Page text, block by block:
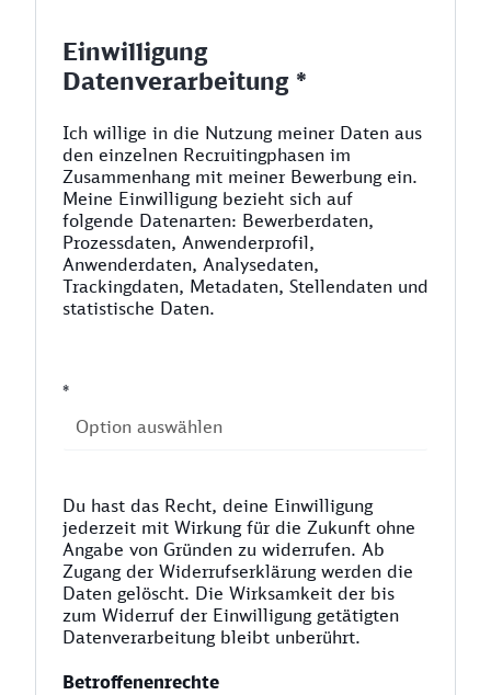
Einwilligung
Datenverarbeitung *
Ich willige in die Nutzung meiner Daten aus
den einzelnen Recruitingphasen im
Zusammenhang mit meiner Bewerbung ein.
Meine Einwilligung bezieht sich auf
folgende Datenarten: Bewerberdaten,
Prozessdaten, Anwenderprofil,
Anwenderdaten, Analysedaten,
Trackingdaten, Metadaten, Stellendaten und
statistische Daten.
*
Du hast das Recht, deine Einwilligung
jederzeit mit Wirkung für die Zukunft ohne
Angabe von Gründen zu widerrufen. Ab
Zugang der Widerrufserklärung werden die
Daten gelöscht. Die Wirksamkeit der bis
zum Widerruf der Einwilligung getätigten
Datenverarbeitung bleibt unberührt.
Betroffenenrechte